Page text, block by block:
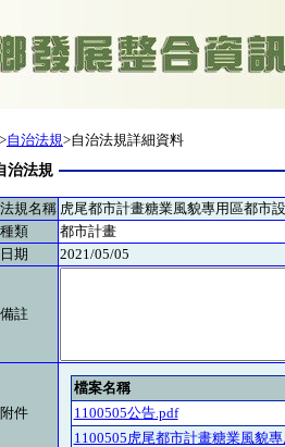
>自治法規>自治法規詳細資料
治法規
法規名稱 虎尾都市計畫糖業風貌專用區都市
種類
都市計畫
日期
2021/05/05
備註
附件
檔案名稱
1100505公告.pdf
1100505虎尾都市計畫糖業風貌